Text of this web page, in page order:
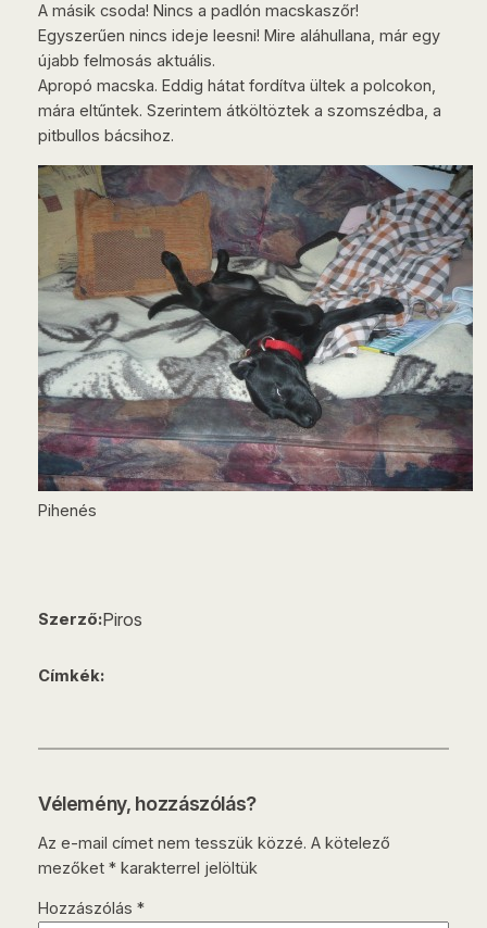
A másik csoda! Nincs a padlón macskaszőr!
Egyszerűen nincs ideje leesni! Mire aláhullana, már egy
újabb felmosás aktuális.
Apropó macska. Eddig hátat fordítva ültek a polcokon,
mára eltűntek. Szerintem átköltöztek a szomszédba, a
pitbullos bácsihoz.
Pihenés
Szerző:Piros
Címkék:
Vélemény, hozzászólás?
Az e-mail címet nem tesszük közzé. A kötelező
mezőket *karakterrel jelöltük
Hozzászólás *